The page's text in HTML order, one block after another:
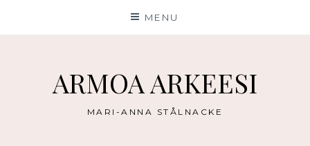
MENU
ARMOA ARKEESI
MARI-ANNA STÅLNACKE